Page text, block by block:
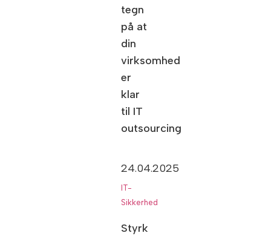
tegn
på at
din
virksomhed
er
klar
til IT
outsourcing
24.04.2025
IT-
Sikkerhed
Styrk